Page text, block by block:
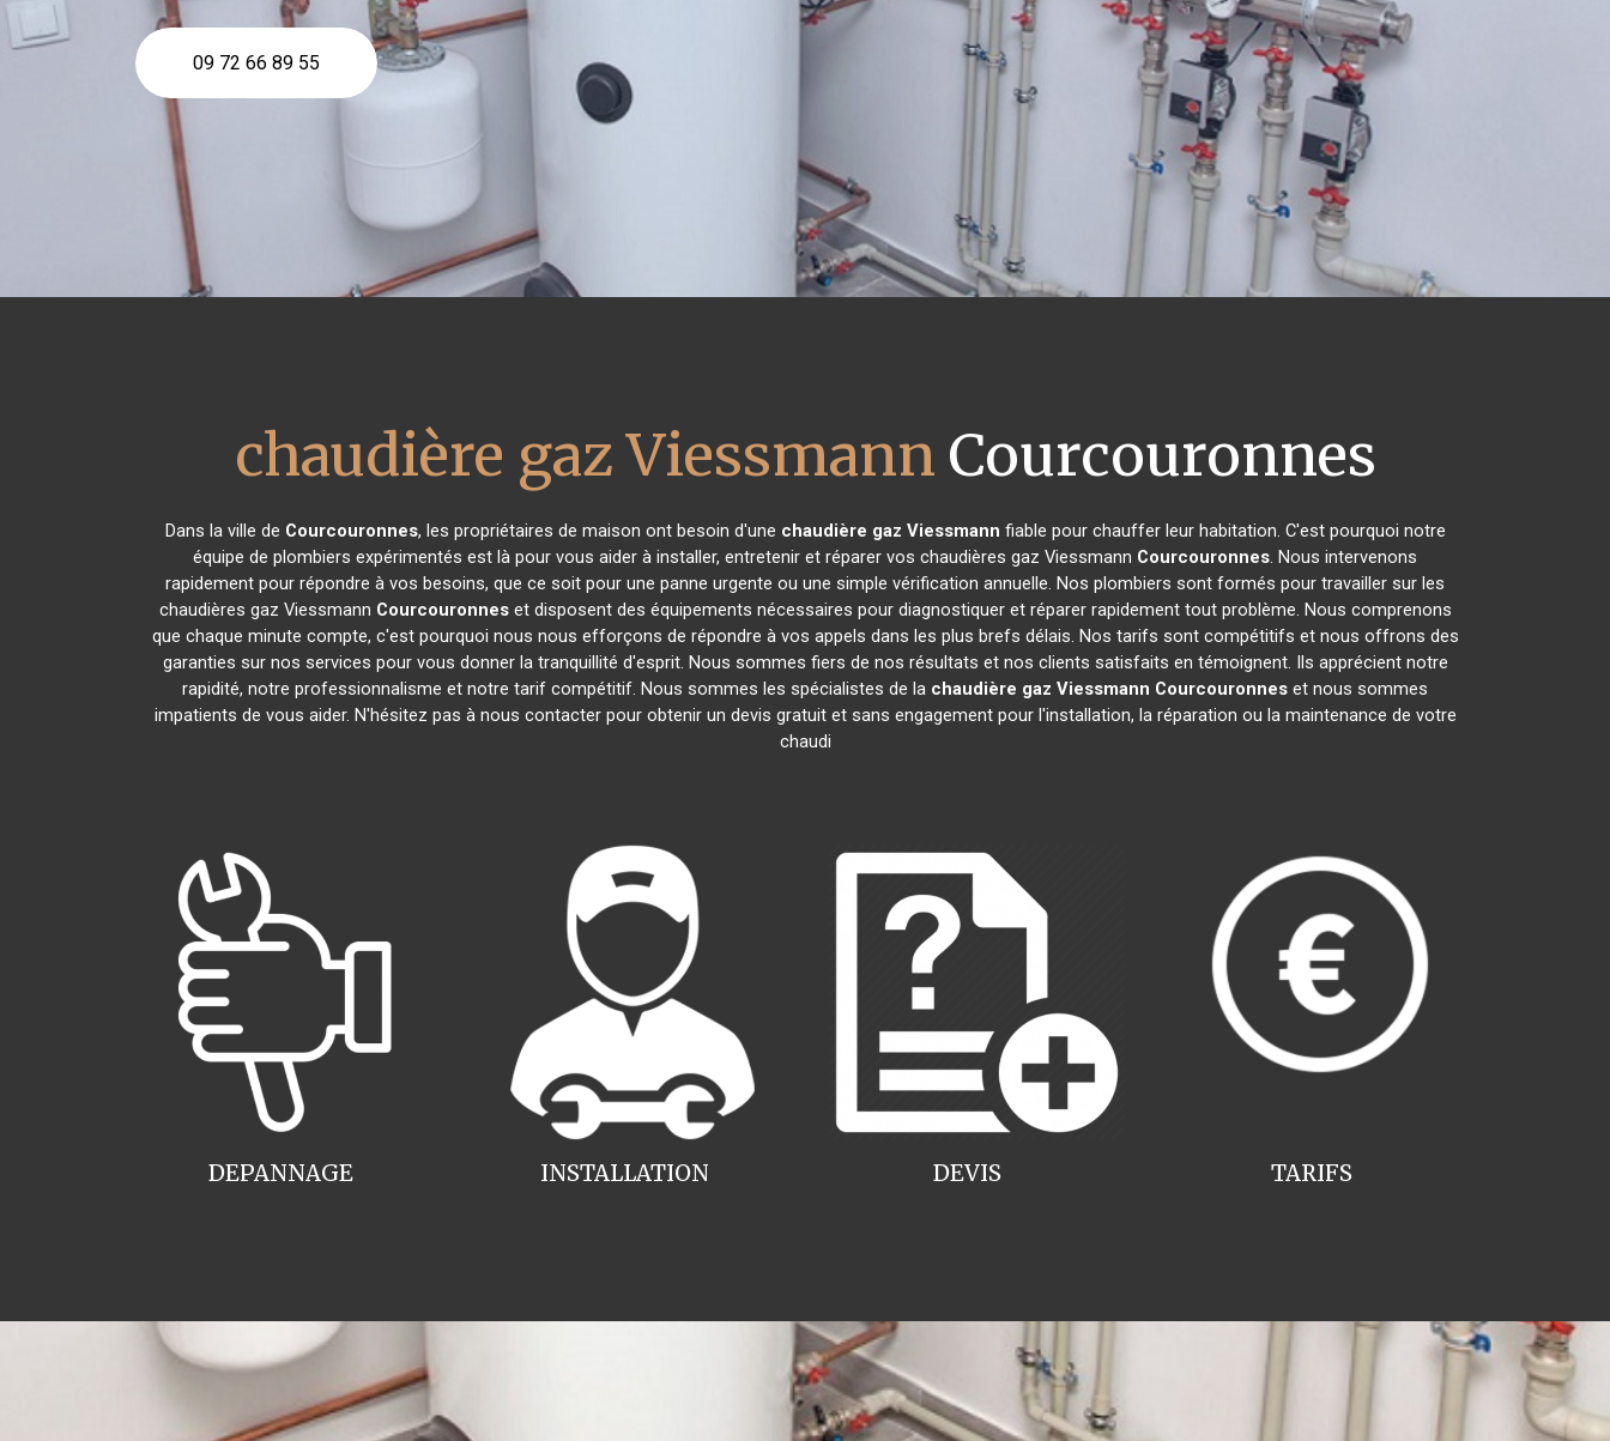
09 72 66 89 55
chaudière gaz Viessmann Courcouronnes
Dans la ville de Courcouronnes, les propriétaires de maison ont besoin d'une chaudière gaz Viessmann fiable pour chauffer leur habitation. C'est pourquoi notre
équipe de plombiers expérimentés est là pour vous aider à installer, entretenir et réparer vos chaudières gaz Viessmann Courcouronnes. Nous intervenons
rapidement pour répondre à vos besoins, que ce soit pour une panne urgente ou une simple vérification annuelle. Nos plombiers sont formés pour travailler sur les
chaudières gaz Viessmann Courcouronneset disposent des équipements nécessaires pour diagnostiquer et réparer rapidement tout problème. Nous comprenons
que chaque minute compte, c'est pourquoi nous nous efforçons de répondre à vos appels dans les plus brefs délais. Nos tarifs sont compétitifs et nous offrons des
garanties sur nos services pour vous donner la tranquillité d'esprit. Nous sommes fiers de nos résultats et nos clients satisfaits en témoignent. Ils apprécient notre
rapidité, notre professionnalisme et notre tarif compétitif. Nous sommes les spécialistes de la chaudière gaz Viessmann Courcouronnes et nous sommes
impatients de vous aider. N'hésitez pas à nous contacter pour obtenir un devis gratuit et sans engagement pour l'installation, la réparation ou la maintenance de votre
chaudi
INSTALLATION
DEPANNAGE TARIFS
DEVIS